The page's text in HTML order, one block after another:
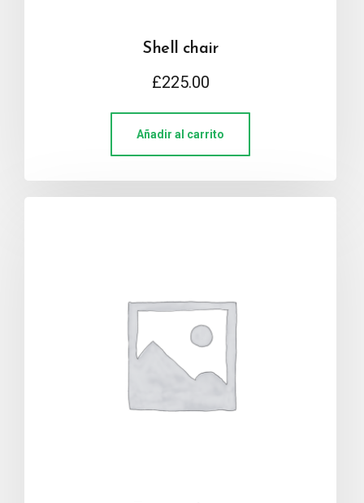
Shell chair
£225.00
Añadir al carrito